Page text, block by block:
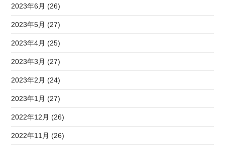
2023年6月 (26)
2023年5月 (27)
2023年4月 (25)
2023年3月 (27)
2023年2月 (24)
2023年1月 (27)
2022年12月 (26)
2022年11月 (26)